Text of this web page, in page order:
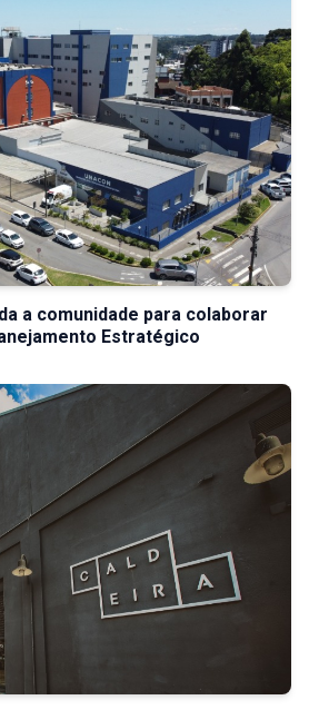
a comunidade para colaborar
Estratégico